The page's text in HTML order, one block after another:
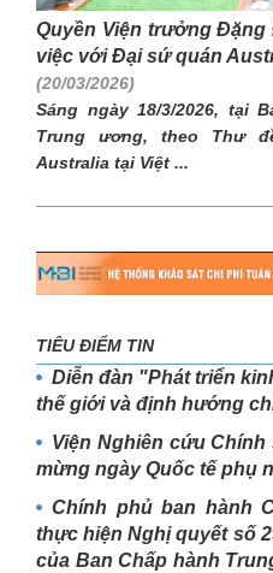
Quyền Viện trưởng
việc với Đại sứ quán
(20/03/2026)
Sáng ngày 18/3/2026, tại
Trung ương, theo Thư
Australia tại Việt ...
TIÊU ĐIỂM TIN
Diễn đàn "Phát triển
thế giới và định hướng
Viện Nghiên cứu
mừng ngày Quốc tế phụ
Chính phủ ban hành
thực hiện Nghị quyết số
của Ban Chấp hành